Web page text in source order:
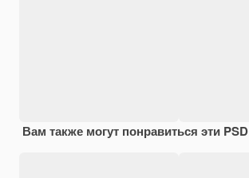
Вам также могут понравиться эти PSD